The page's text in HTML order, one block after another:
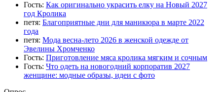
Гость: Как оригинально украсить елку на Новый 2027
год Кролика
петя: Благоприятные дни для маникюра в марте 2022
года
петя: Мода весна-лето 2026 в женской одежде от
Эвелины Хромченко
Гость: Приготовление мяса кролика мягким и сочным
Гость: Что одеть на новогодний корпоратив 2027
женщине: модные образы, идеи с фото